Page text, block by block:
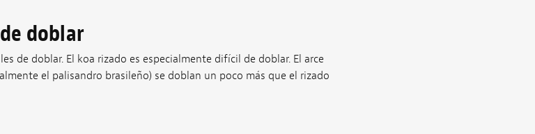
doblar
de doblar. El koa rizado es especialmente difícil de doblar. El arce
el palisandro brasileño) se doblan un poco más que el rizado